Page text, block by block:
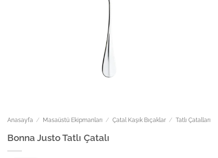
Anasayfa / Masaüstü Ekipmanları / Çatal Kaşık Bıçaklar / Tatlı Çatalları
Bonna Justo Tatlı Çatalı